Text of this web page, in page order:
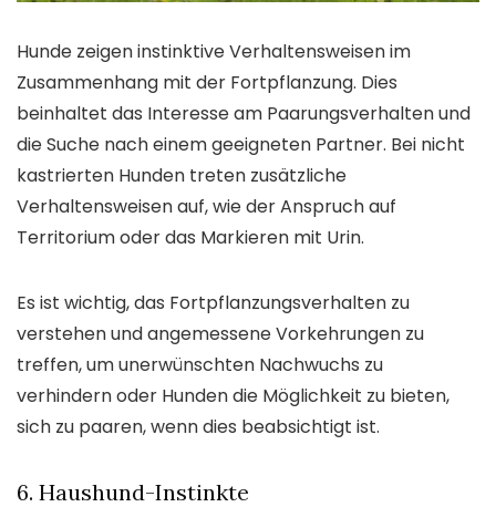
Hunde zeigen instinktive Verhaltensweisen im
Zusammenhang mit der Fortpflanzung. Dies
beinhaltet das Interesse am Paarungsverhalten und
die Suche nach einem geeigneten Partner. Bei nicht
kastrierten Hunden treten zusätzliche
Verhaltensweisen auf, wie der Anspruch auf
Territorium oder das Markieren mit Urin.
Es ist wichtig, das Fortpflanzungsverhalten zu
verstehen und angemessene Vorkehrungen zu
treffen, um unerwünschten Nachwuchs zu
verhindern oder Hunden die Möglichkeit zu bieten,
sich zu paaren, wenn dies beabsichtigt ist.
6. Haushund-Instinkte